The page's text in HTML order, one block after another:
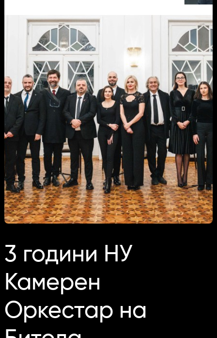
3 години НУ
Камерен
Оркестар на